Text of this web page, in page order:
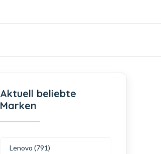
Aktuell beliebte
Marken
Lenovo (791)